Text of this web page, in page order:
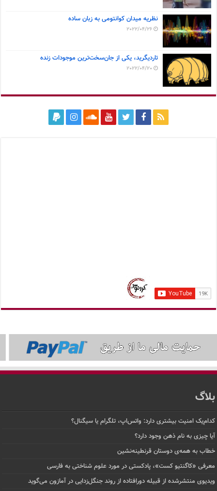
نظریه میدان کوانتومی به زبان ساده
2022/04/26
تاردیگرید، یکی از جان‌سخت‌ترین موجودات زنده
2022/04/20
بلاگ
کدام‌یک امنیت بیشتری دارد: واتس‌اپ، تلگرام یا سیگنال؟
آیا چیزی به نام ذهن وجود دارد؟
خطاب به همه‌ی دوستان قرنطینه‌نشین
معرفی «کاگنتیو کست»، پادکستی در مورد علوم شناختی به فارسی
ویدیوی منتشرشده از قبیله دورافتاده‌ از روند جنگل‌زدایی در آمازون می‌گوید